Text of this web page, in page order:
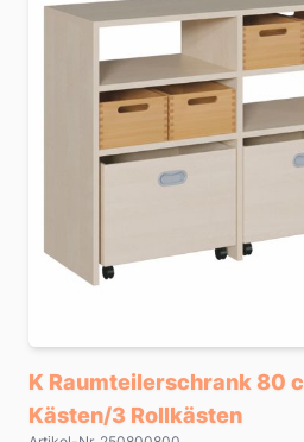
K Raumteilerschrank 80
Kästen/3 Rollkästen